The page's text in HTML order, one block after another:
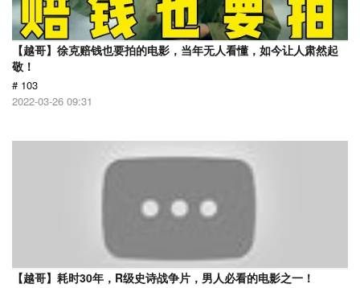
【越哥】徐克赔钱也要拍的电影，当年无人看懂，如今让人肃然起
敬！
# 103
2022-03-26 09:31
【越哥】耗时30年，R级史诗战争片，男人必看的电影之一！